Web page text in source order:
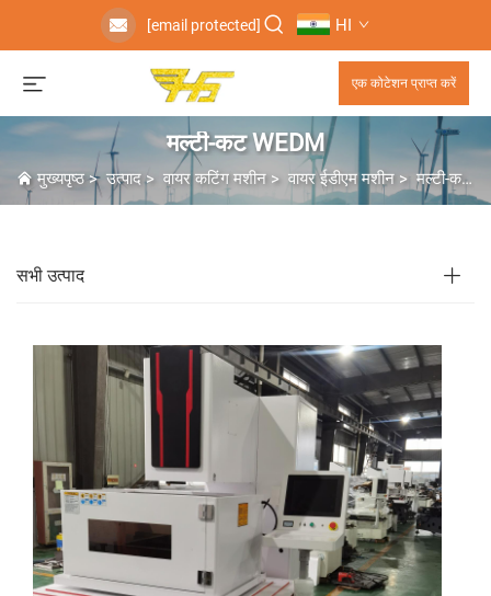
[email protected] HI
एक कोटेशन प्राप्त करें
मल्टी-कट WEDM
मुख्यपृष्ठ> उत्पाद> वायर कटिंग मशीन > वायर ईडीएम मशीन > मल्टी-कट WEDM
सभी उत्पाद